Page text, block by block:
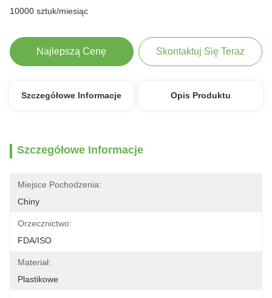
10000 sztuk/miesiąc
Najlepszą Cenę Skontaktuj Się Teraz
Szczegółowe Informacje Opis Produktu
Szczegółowe Informacje
Miejsce Pochodzenia:
Chiny
Orzecznictwo:
FDA/ISO
Materiał:
Plastikowe